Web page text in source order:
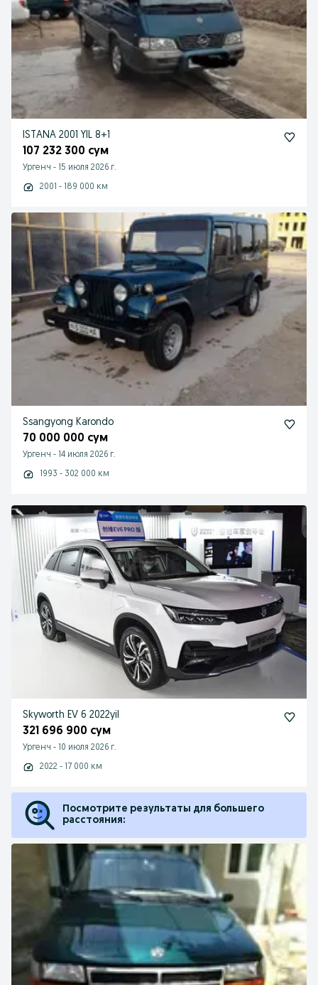
ISTANA 2001 YIL 8+1
107 232 300 сум
Ургенч - 15 июля 2026 г.
2001 - 189 000 км
Ssangyong Karondo
70 000 000 сум
Ургенч - 14 июля 2026 г.
1993 - 302 000 км
Skyworth EV 6 2022yil
321 696 900 сум
Ургенч - 10 июля 2026 г.
2022 - 17 000 км
Посмотрите результаты для большего
расстояния: